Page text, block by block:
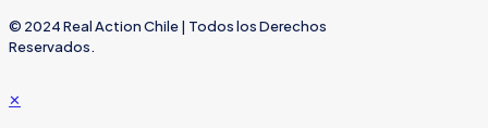
© 2024 Real Action Chile | Todos los Derechos
Reservados.
✕